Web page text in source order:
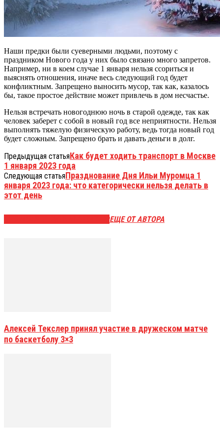
Наши предки были суеверными людьми, поэтому с
праздником Нового года у них было связано много запретов.
Например, ни в коем случае 1 января нельзя ссориться и
выяснять отношения, иначе весь следующий год будет
конфликтным. Запрещено выносить мусор, так как, казалось
бы, такое простое действие может привлечь в дом несчастье.
Нельзя встречать новогоднюю ночь в старой одежде, так как
человек заберет с собой в новый год все неприятности. Нельзя
выполнять тяжелую физическую работу, ведь тогда новый год
будет сложным. Запрещено брать и давать деньги в долг.
Предыдущая статьяКак будет ходить транспорт в Москве
1 января 2023 года
Следующая статьяПразднование Дня Ильи Муромца 1
января 2023 года: что категорически нельзя делать в
этот день
ЕЩЕ ОТ АВТОРА
Алексей Текслер принял участие в дружеском матче
по баскетболу 3×3